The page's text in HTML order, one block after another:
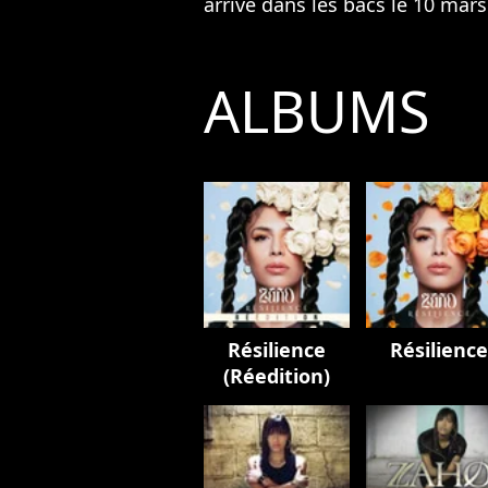
ALBUMS
Résilience
(Réedition)
Résilience